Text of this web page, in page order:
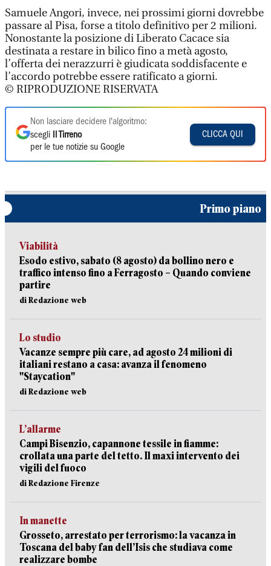
Samuele Angori, invece, nei prossimi giorni dovrebbe
passare al Pisa, forse a titolo definitivo per 2 milioni.
Nonostante la posizione di Liberato Cacace sia
destinata a restare in bilico fino a metà agosto,
l’offerta dei nerazzurri è giudicata soddisfacente e
l’accordo potrebbe essere ratificato a giorni.
© RIPRODUZIONE RISERVATA
Non lasciare decidere l'algoritmo:
scegli
Il Tirreno
per le tue notizie su Google
CLICCA QUI
Primo piano
Viabilità
Esodo estivo, sabato (8 agosto) da bollino nero e
traffico intenso fino a Ferragosto – Quando conviene
partire
di Redazione web
Lo studio
Vacanze sempre più care, ad agosto 24 milioni di
italiani restano a casa: avanza il fenomeno
"Staycation"
di Redazione web
L’allarme
Campi Bisenzio, capannone tessile in fiamme:
crollata una parte del tetto. Il maxi intervento dei
vigili del fuoco
di Redazione Firenze
In manette
Grosseto, arrestato per terrorismo: la vacanza in
Toscana del baby fan dell’Isis che studiava come
realizzare bombe